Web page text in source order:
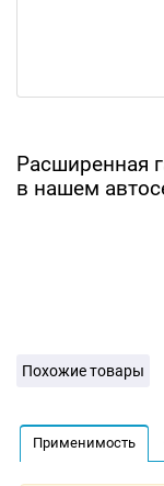
Расширенная
в нашем
Похожие товары
Применимость